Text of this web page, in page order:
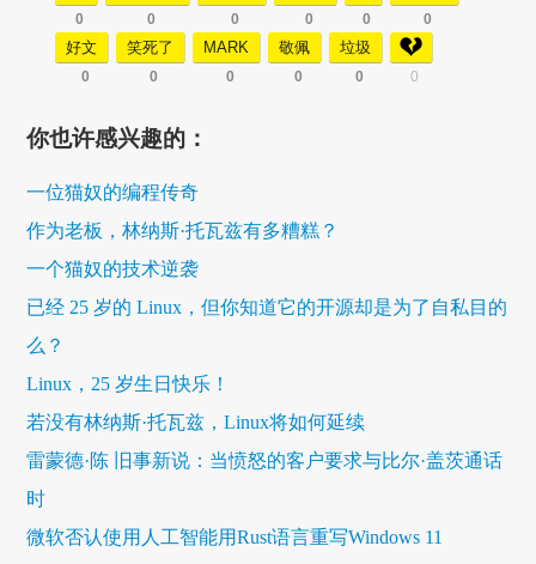
0 0 0 0 0 0
好文
0
笑死了
0
MARK
0
敬佩
0
垃圾
0 0
你也许感兴趣的：
一位猫奴的编程传奇
作为老板，林纳斯·托瓦兹有多糟糕？
一个猫奴的技术逆袭
已经 25 岁的 Linux，但你知道它的开源却是为了自私目的
么？
Linux，25 岁生日快乐！
若没有林纳斯·托瓦兹，Linux将如何延续
雷蒙德·陈 旧事新说：当愤怒的客户要求与比尔·盖茨通话
时
微软否认使用人工智能用Rust语言重写Windows 11